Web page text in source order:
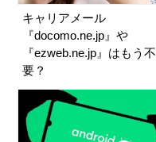
キャリアメール
『docomo.ne.jp』や
『ezweb.ne.jp』はもう不
要？